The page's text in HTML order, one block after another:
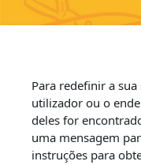
Ir para o conteúdo
Para redefinir a
utilizador ou o
deles for
uma mensagem
instruções para